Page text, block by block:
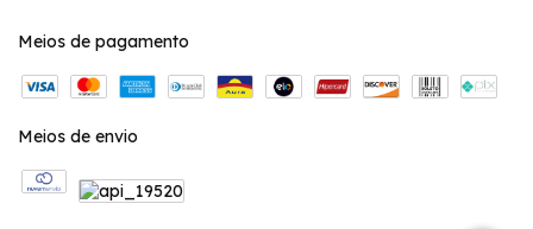
Meios de pagamento
Meios de envio